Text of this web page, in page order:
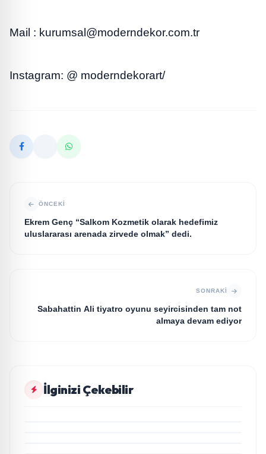
Mail : kurumsal@moderndekor.com.tr
Instagram: @ moderndekorart/
ÖNCEKI
Ekrem Genç “Salkom Kozmetik olarak hedefimiz
uluslararası arenada zirvede olmak” dedi.
SONRAKI
Sabahattin Ali tiyatro oyunu seyircisinden tam not
almaya devam ediyor
İlginizi Çekebilir
GÜNDEM
20 Yıllık Esnaflık Tecrübesiyle Kızıltepe'ye Yeni Bir
GÜNDEM